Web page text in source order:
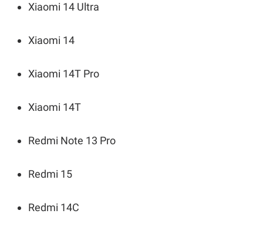
Xiaomi 14 Ultra
Xiaomi 14
Xiaomi 14T Pro
Xiaomi 14T
Redmi Note 13 Pro
Redmi 15
Redmi 14C